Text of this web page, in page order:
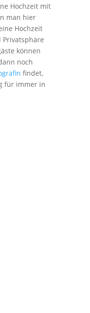
Hochzeit mit
man hier
Hochzeit
Privatsphäre
können
noch
findet,
für immer in